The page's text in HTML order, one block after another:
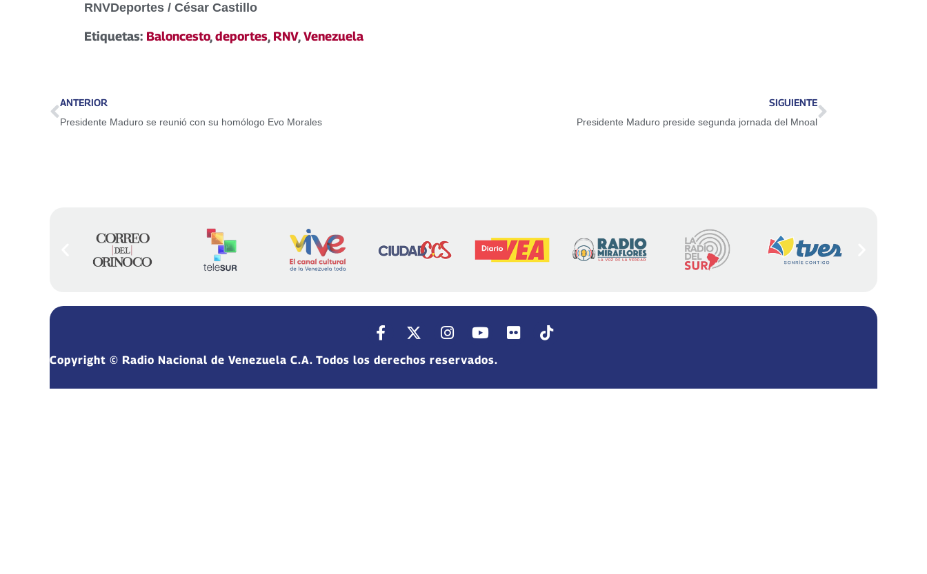
RNVDeportes / César Castillo
Etiquetas: Baloncesto,deportes, RNV,Venezuela
ANTERIOR
Presidente Maduro se reunió con su homólogo Evo Morales
SIGUIENTE
Presidente Maduro preside segunda jornada del Mnoal
Copyright © Radio Nacional de Venezuela C.A. Todos los derechos reservados.